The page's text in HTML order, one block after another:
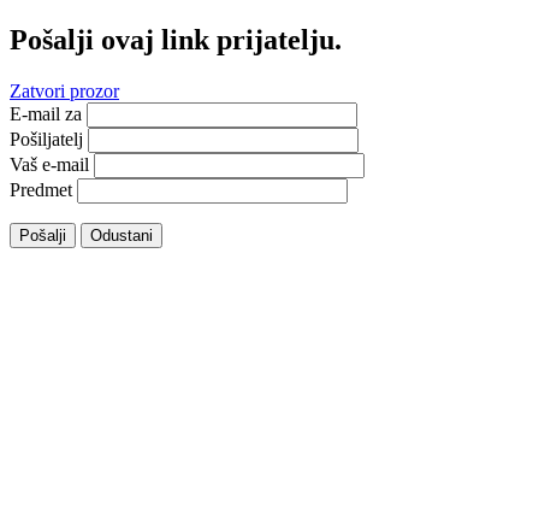
Pošalji ovaj link prijatelju.
Zatvori prozor
E-mail za
Pošiljatelj
Vaš e-mail
Predmet
Pošalji Odustani